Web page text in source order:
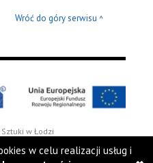
Wróć do góry serwisu ^
w Łodzi
w celu realizacji usług i